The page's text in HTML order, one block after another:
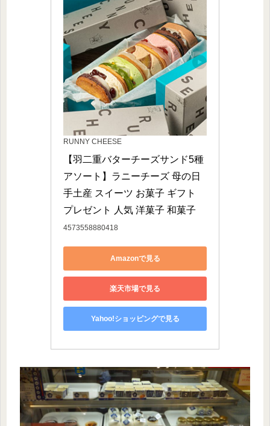
RUNNY CHEESE
【羽二重バターチーズサンド5種
アソート】ラニーチーズ 母の日
手土産 スイーツ お菓子 ギフト
プレゼント 人気 洋菓子 和菓子
4573558880418
Amazonで見る
楽天市場で見る
Yahoo!ショッピングで見る